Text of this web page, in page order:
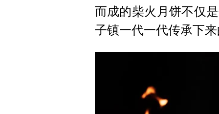
而成的柴火月饼不仅
子镇一代一代传承下